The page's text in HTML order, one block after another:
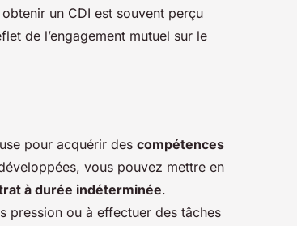
un CDI est souvent perçu
de l’engagement mutuel sur le
pour acquérir des compétences
vous pouvez mettre en
à durée indéterminée.
pression ou à effectuer des tâches